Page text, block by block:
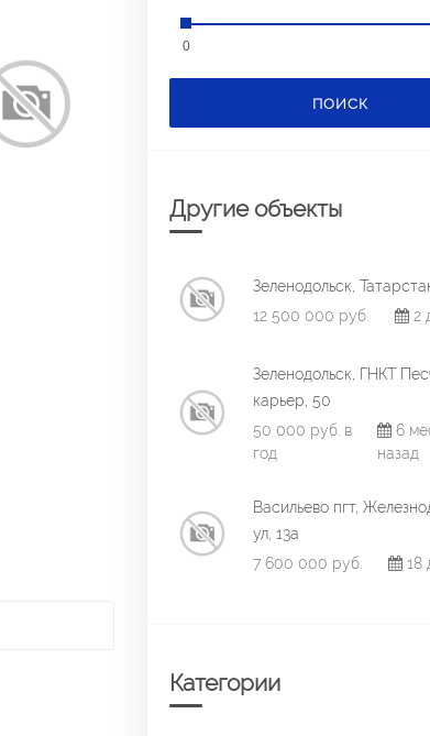
0
ПОИСК
Другие объекты
Зеленодольск,
12 500 000 руб.
2
Зеленодольск, ГНКТ
карьер, 50
50 000 руб. в
год
6
назад
Васильево пгт,
ул, 13а
7 600 000 руб.
18
Категории